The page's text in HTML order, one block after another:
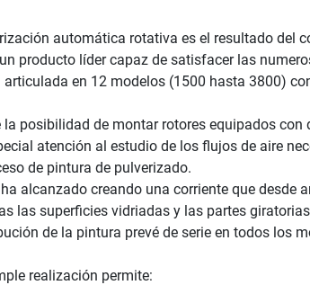
automática rotativa es el resultado del
producto líder capaz de satisfacer las
articulada en 12 modelos (1500 hasta 3800)
la posibilidad de montar rotores equipados con
atención al estudio de los flujos de aire
de pintura de pulverizado.
alcanzado creando una corriente que
las superficies vidriadas y las partes
de la pintura prevé de serie en todos los
realización permite: